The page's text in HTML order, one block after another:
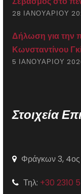
28 ΙΑΝΟΥΑΡΊΟΥ
Δήλωση για την
Κωνσταντίνου
5 ΙΑΝΟΥΑΡΊΟΥ
Στοιχεία
Φράγκων 3,
Τηλ: +30 2310